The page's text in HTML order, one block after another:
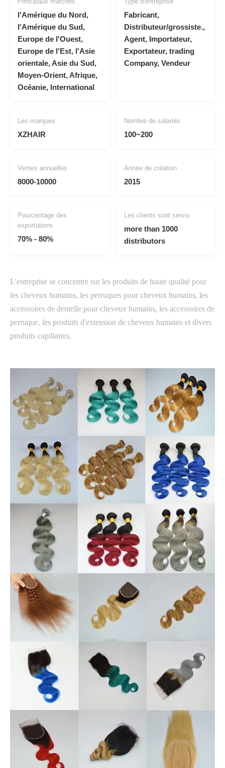
l'Amérique du Nord,
l'Amérique du Sud,
Europe de l'Ouest,
Europe de l'Est, l'Asie
orientale, Asie du Sud,
Moyen-Orient, Afrique,
Océanie, International
Fabricant,
Distributeur/grossiste.,
Agent, Importateur,
Exportateur, trading
Company, Vendeur
Les marques
XZHAIR
Nombre de salariés
100~200
Ventes annuelles
8000-10000
Année de création
2015
Pourcentage des
exportations
70% - 80%
Les clients sont servis
more than 1000
distributors
L'entreprise se concentre sur les produits de haute qualité pour
les cheveux humains, les perruques pour cheveux humains, les
accessoires de dentelle pour cheveux humains, les accessoires de
perruque, les produits d'extension de cheveux humains et divers
produits capillaires.